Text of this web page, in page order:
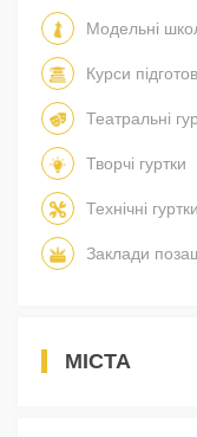
Модельні
Курси
Театральні
Творчі гуртки
Технічні гуртки
Заклади
МІСТА